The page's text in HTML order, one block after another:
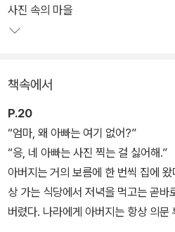
마가 프랑스로 유학을 떠나자 어쩔 수
내려와 살게 된다. 도시의 아침을 깨우
어촌 학교 적응도 만만치 않았다. 나라
를 부리는 친구들과 날마다 부딪히기
않아 미운 정 고운 정으로 똘똘 뭉치게
바닷가 마을을 함께 누빈다. 그렇게
하는 아버지와 어촌 사람들에게 조금
사진 속의 마을
책속에서
P.20
“엄마, 왜 아빠는 여기 없어?”
“응, 네 아빠는 사진 찍는 걸 싫어해.”
아버지는 거의 보름에 한 번씩 집에
상 가는 식당에서 저녁을 먹고는 곧
버렸다. 나라에게 아버지는 항상 의문